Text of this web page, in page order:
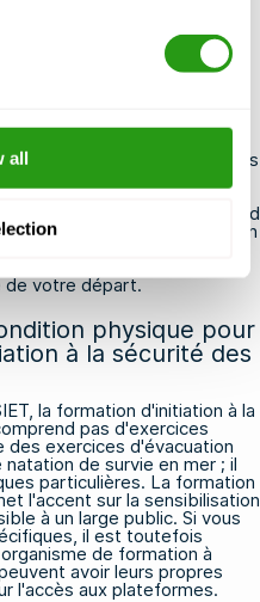
all
formation entièrement en
à l'héliport ou au
?
initiale à la sécurité des
à l'installation offshore vous
que soient l'objet ou
ont l'obligation légale
du personnel à bord
sécurité, et aucune exception
éviter des retards coûteux
toujours la validité de
de votre départ.
physique pour
à la sécurité des
la formation d'initiation à la
pas d'exercices
exercices d'évacuation
de survie en mer ; il
particulières. La formation
l'accent sur la sensibilisation
à un large public. Si vous
il est toutefois
de formation à
avoir leurs propres
l'accès aux plateformes.